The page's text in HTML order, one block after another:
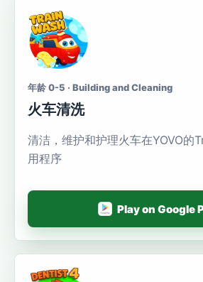
年龄 0-5 · Building and Cleaning
火车清洗
清洁，维护和护理火车在YOVO的
用程序
Play on Google